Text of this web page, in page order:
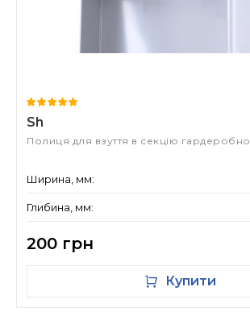
Sh
Полиця для взуття в секцію
Ширина, мм:
Глибина, мм:
200 грн
Купити